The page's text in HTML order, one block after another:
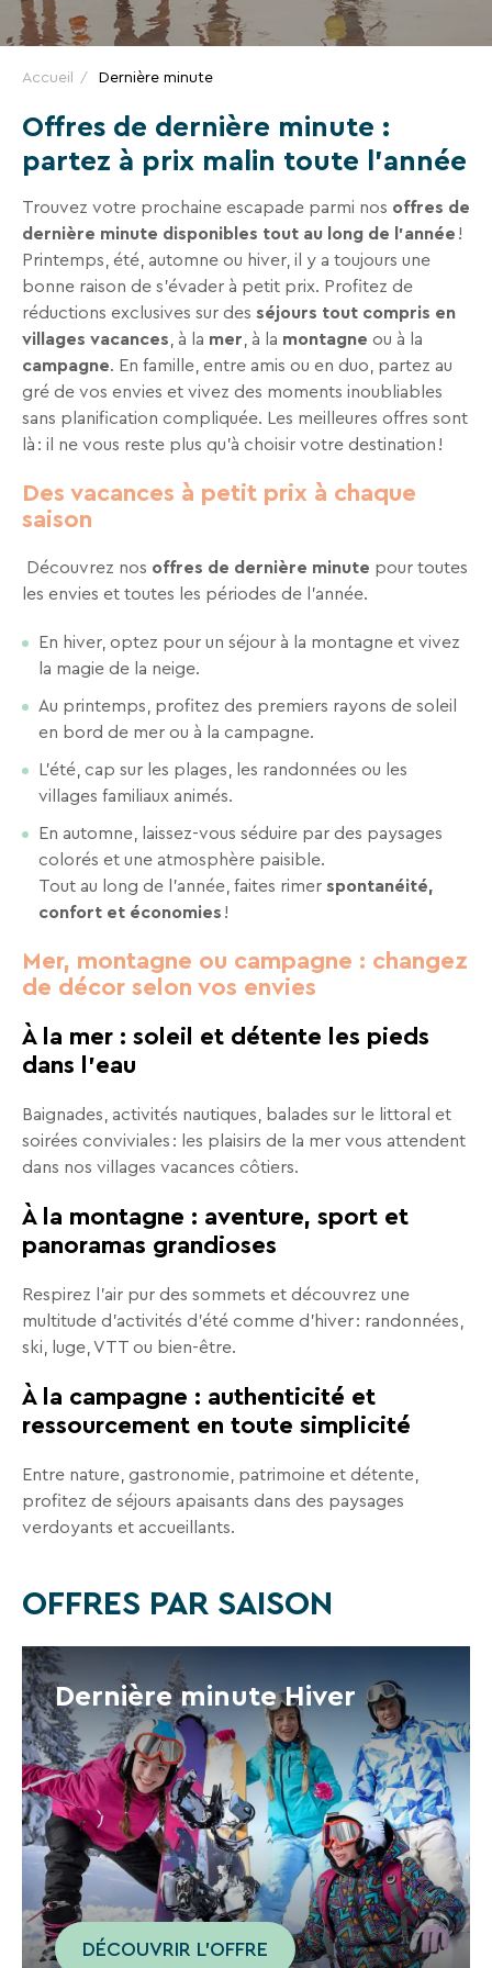
Accueil Dernière minute
Offres de dernière minute :
partez à prix malin toute l’année
Trouvez votre prochaine escapade parmi nos offres de
dernière minute disponibles tout au long de l’année!
Printemps, été, automne ou hiver, il y a toujours une
bonne raison de s’évader à petit prix. Profitez de
réductions exclusives sur des séjours tout compris en
villages vacances, à la mer, à la montagne ou à la
campagne. En famille, entre amis ou en duo, partez au
gré de vos envies et vivez des moments inoubliables
sans planification compliquée. Les meilleures offres sont
là : il ne vous reste plus qu’à choisir votre destination !
Des vacances à petit prix à chaque
saison
Découvrez nos offres de dernière minute pour toutes
les envies et toutes les périodes de l’année.
En hiver, optez pour un séjour à la montagne et vivez
la magie de la neige.
Au printemps, profitez des premiers rayons de soleil
en bord de mer ou à la campagne.
L’été, cap sur les plages, les randonnées ou les
villages familiaux animés.
En automne, laissez-vous séduire par des paysages
colorés et une atmosphère paisible.
Tout au long de l’année, faites rimerspontanéité,
confort et économies!
Mer, montagne ou campagne : changez
de décor selon vos envies
À la mer : soleil et détente les pieds
dans l’eau
Baignades, activités nautiques, balades sur le littoral et
soirées conviviales : les plaisirs de la mer vous attendent
dans nos villages vacances côtiers.
À la montagne : aventure, sport et
panoramas grandioses
Respirez l’air pur des sommets et découvrez une
multitude d’activités d’été comme d’hiver : randonnées,
ski, luge, VTT ou bien-être.
À la campagne : authenticité et
ressourcement en toute simplicité
Entre nature, gastronomie, patrimoine et détente,
profitez de séjours apaisants dans des paysages
verdoyants et accueillants.
OFFRES PAR SAISON
Dernière minute Hiver
DÉCOUVRIR L'OFFRE
VTF,
des
offres
exclusives
et
des
bons
plans
pour
vos
vacances
!
Il
suffit
d’un
Recevez
les
15
directement
dans
votre
boîte
toutes
nouveautés,
bons
plans,
promos,
de
séjours
ou
conseils
pratiques
bien
préparer
vos
prochaines
vacances.
Votre
adresse
mail
En
renseignant
votre
vous
acceptez
recevoir
la
newsletter
de
VTF.
Vous
pouvez
vous
désinscrire
à
tout
moment
à
l’aide